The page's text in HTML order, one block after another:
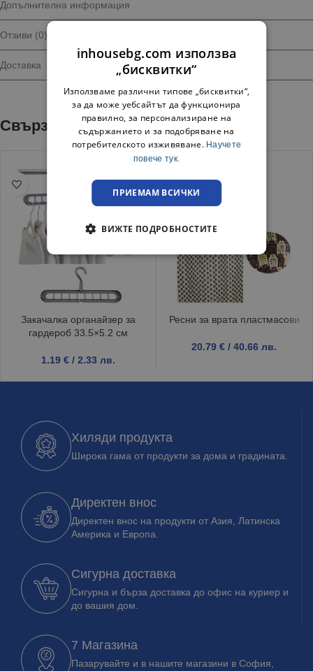
Допълнителна информация
Отзиви (0)
Доставка
Свързани продукти
Закачалка органайзер за
гардероб 33.5×5.2 см
1.19 € / 2.33 лв.
Ресни за врата пластмасови
20.79 € / 40.66 лв.
Хиляди продукта
Широка гама от продукти за дома и градината.
Директен внос
Директен внос на продукти от Азия, Латинска
Америка и Европа.
Сигурна доставка
Сигурна и бърза доставка до офис на куриер и
до вашия дом.
7 Магазина
Пазарувайте и в нашите магазини в София,
inhousebg.com използва
„бисквитки“
Използваме различни типове „бисквитки“,
за да може уебсайтът да функционира
правилно, за персонализиране на
съдържанието и за подобряване на
потребителското изживяване. Научете
повече тук.
ПРИЕМАМ ВСИЧКИ
ВИЖТЕ ПОДРОБНОСТИТЕ